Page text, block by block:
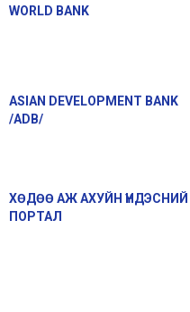
WORLD BANK
ASIAN DEVELOPMENT BANK
/ADB/
ХӨДӨӨ АЖ АХУЙН ҮНДЭСНИЙ
ПОРТАЛ